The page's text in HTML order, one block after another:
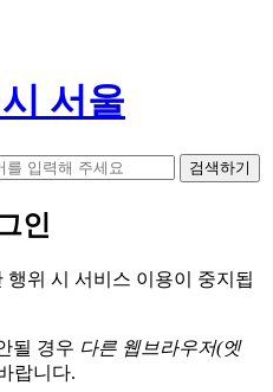
서울
검색하기
인
행위 시 서비스 이용이 중지됩
될 경우 다른 웹브라우저(엣
랍니다.